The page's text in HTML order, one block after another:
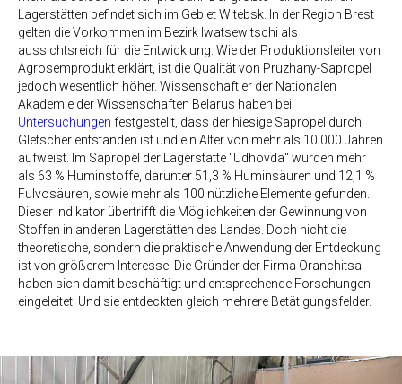
Lagerstätten befindet sich im Gebiet Witebsk. In der Region Brest
gelten die Vorkommen im Bezirk Iwatsewitschi als
aussichtsreich für die Entwicklung. Wie der Produktionsleiter von
Agrosemprodukt erklärt, ist die Qualität von Pruzhany-Sapropel
jedoch wesentlich höher. Wissenschaftler der Nationalen
Akademie der Wissenschaften Belarus haben bei
Untersuchungen festgestellt, dass der hiesige Sapropel durch
Gletscher entstanden ist und ein Alter von mehr als 10.000 Jahren
aufweist. Im Sapropel der Lagerstätte "Udhovda" wurden mehr
als 63 % Huminstoffe, darunter 51,3 % Huminsäuren und 12,1 %
Fulvosäuren, sowie mehr als 100 nützliche Elemente gefunden.
Dieser Indikator übertrifft die Möglichkeiten der Gewinnung von
Stoffen in anderen Lagerstätten des Landes. Doch nicht die
theoretische, sondern die praktische Anwendung der Entdeckung
ist von größerem Interesse. Die Gründer der Firma Oranchitsa
haben sich damit beschäftigt und entsprechende Forschungen
eingeleitet. Und sie entdeckten gleich mehrere Betätigungsfelder.